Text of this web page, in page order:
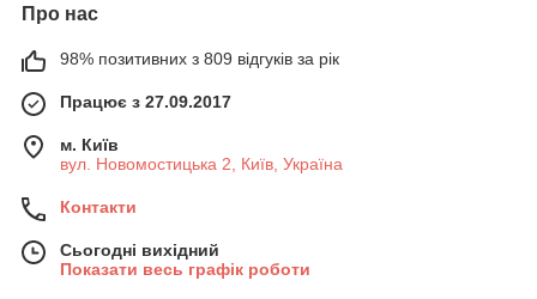
Про нас
98% позитивних з 809 відгуків за рік
Працює з 27.09.2017
м. Київ
вул. Новомостицька 2, Київ, Україна
Контакти
Сьогодні вихідний
Показати весь графік роботи